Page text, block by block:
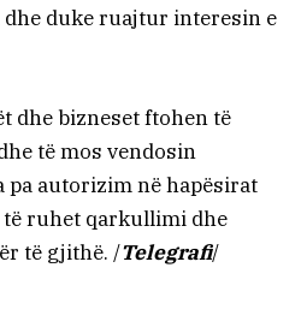
duke ruajtur interesin e
dhe bizneset ftohen të
të mos vendosin
pa autorizim në hapësirat
të ruhet qarkullimi dhe
të gjithë. /Telegrafi/